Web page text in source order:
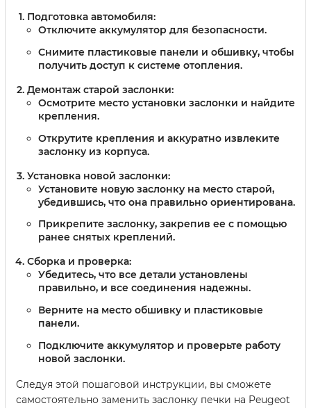
Подготовка автомобиля:
Отключите аккумулятор для безопасности.
Снимите пластиковые панели и обшивку, чтобы
получить доступ к системе отопления.
Демонтаж старой заслонки:
Осмотрите место установки заслонки и найдите
крепления.
Открутите крепления и аккуратно извлеките
заслонку из корпуса.
Установка новой заслонки:
Установите новую заслонку на место старой,
убедившись, что она правильно ориентирована.
Прикрепите заслонку, закрепив ее с помощью
ранее снятых креплений.
Сборка и проверка:
Убедитесь, что все детали установлены
правильно, и все соединения надежны.
Верните на место обшивку и пластиковые
панели.
Подключите аккумулятор и проверьте работу
новой заслонки.
Следуя этой пошаговой инструкции, вы сможете
самостоятельно заменить заслонку печки на Peugeot